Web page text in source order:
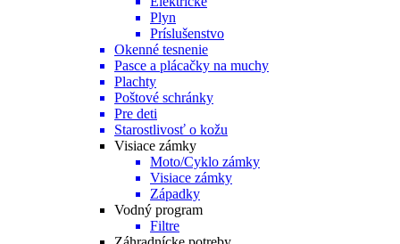
Plyn
Príslušenstvo
Okenné tesnenie
Pasce a plácačky na muchy
Plachty
Poštové schránky
Pre deti
Starostlivosť o kožu
Visiace zámky
Moto/Cyklo zámky
Visiace zámky
Západky
Vodný program
Filtre